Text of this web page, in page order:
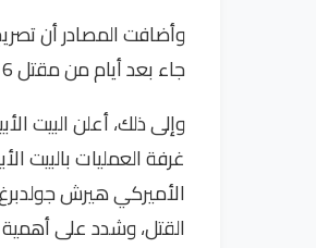
وأضافت المصادر أن
جاء بعد أيام من مقتل 6 أسرى لدى حماس، بينهم أميركي.
وإلى ذلك، أعلن البيت
غرفة العمليات
القتل، وشدد على